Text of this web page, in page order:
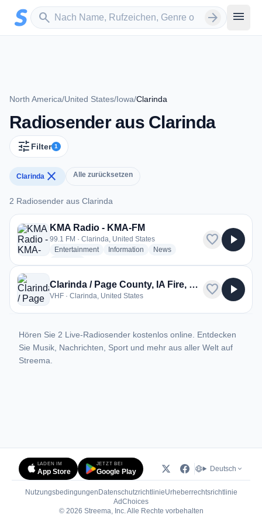
Zum Hauptinhalt springen
search
Sender suchen arrow_forward menu
North America/United States/Iowa/Clarinda
Radiosender aus Clarinda
tune Filter 1
Clarinda close Alle zurücksetzen
2 Radiosender aus Clarinda
2 Radiosender aus Clarinda
KMA Radio - KMA-FM
99.1 FM · Clarinda, United States
Entertainmentradio stations
Information radio stations
Newsradio stations
favorite play_arrow
Clarinda / Page County, IA Fire, EMS, Police
VHF · Clarinda, United States favorite play_arrow
Hören Sie 2 Live-Radiosender kostenlos online. Entdecken
Sie Musik, Nachrichten, Sport und mehr aus aller Welt auf
Streema.
LADEN IM
App Store
JETZT BEI
Google Play Deutsch
Nutzungsbedingungen DatenschutzrichtlinieUrheberrechtsrichtlinie
AdChoices(öffnet in neuem Tab)
© 2026 Streema, Inc. Alle Rechte vorbehalten